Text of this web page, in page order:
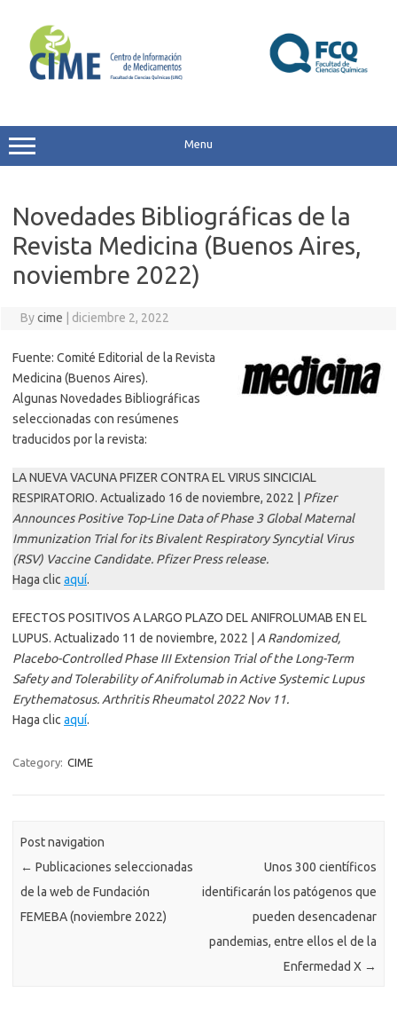
content
Menu
Novedades Bibliográficas de la
Revista Medicina (Buenos Aires,
noviembre 2022)
Bycime diciembre 2, 2022
Fuente: Comité Editorial de la Revista
Medicina (Buenos Aires).
Algunas Novedades Bibliográficas
seleccionadas con resúmenes
traducidos por la revista:
LA NUEVA VACUNA PFIZER CONTRA EL VIRUS SINCICIAL
RESPIRATORIO. Actualizado 16 de noviembre, 2022 | Pfizer
Announces Positive Top-Line Data of Phase 3 Global Maternal
Immunization Trial for its Bivalent Respiratory Syncytial Virus
(RSV) Vaccine Candidate. Pfizer Press release.
Haga clic aquí.
EFECTOS POSITIVOS A LARGO PLAZO DEL ANIFROLUMAB EN EL
LUPUS. Actualizado 11 de noviembre, 2022 | A Randomized,
Placebo-Controlled Phase III Extension Trial of the Long-Term
Safety and Tolerability of Anifrolumab in Active Systemic Lupus
Erythematosus. Arthritis Rheumatol 2022 Nov 11.
Haga clicaquí.
Category: CIME
Post navigation
← Publicaciones seleccionadas
de la web de Fundación
FEMEBA (noviembre 2022)
Unos 300 científicos
identificarán los patógenos que
pueden desencadenar
pandemias, entre ellos el de la
Enfermedad X →